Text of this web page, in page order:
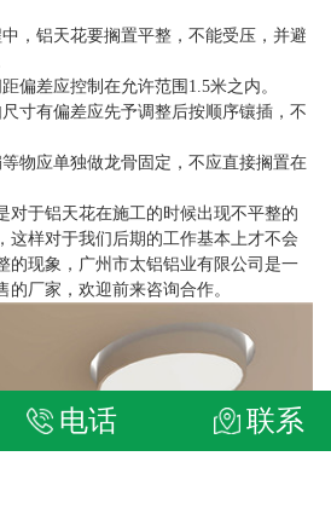
铝天花要搁置平整，不能受压，并避
差应控制在允许范围1.5米之内。
有偏差应先予调整后按顺序镶插，不
应单独做龙骨固定，不应直接搁置在
于铝天花在施工的时候出现不平整的
这样对于我们后期的工作基本上才不会
的现象，广州市太铝铝业有限公司是一
厂家，欢迎前来咨询合作。
电话 联系